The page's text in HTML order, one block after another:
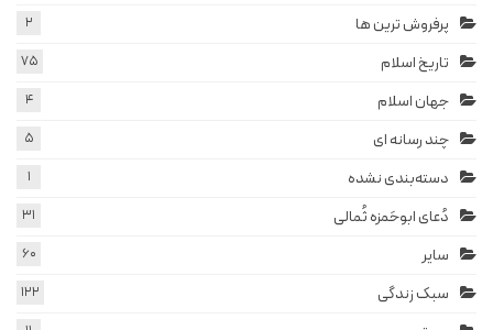
پرفروش ترین ها 2
تاریخ اسلام 75
جهان اسلام 4
چند رسانه ای 5
دسته‌بندی نشده 1
دُعای ابوحَمزه ثُمالی 31
سایر 60
سبک زندگی 122